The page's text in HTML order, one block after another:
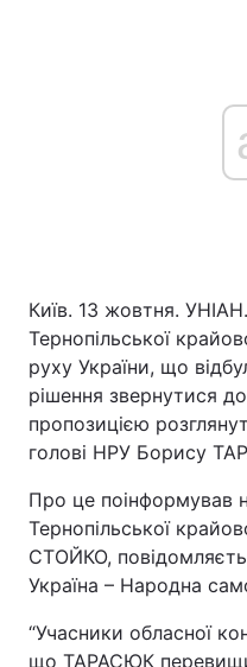
Київ. 13 жовтня.
Тернопільської
руху України, що
рішення звернутися до
пропозицією
голові НРУ Борису
Про це поінформував
Тернопільської
СТОЙКО,
Україна – Народна
“Учасники обласної
що ТАРАСЮК